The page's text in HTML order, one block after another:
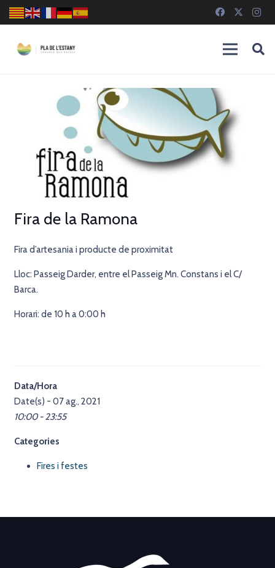
Fira de la Ramona
Fira d’artesania i producte de proximitat
Lloc: Passeig Darder, entre el Passeig Mn. Constans i el C/
Barca.
Horari: de 10 h a 0:00 h
Data/Hora
Date(s) - 07 ag., 2021
10:00 - 23:55
Categories
Fires i festes